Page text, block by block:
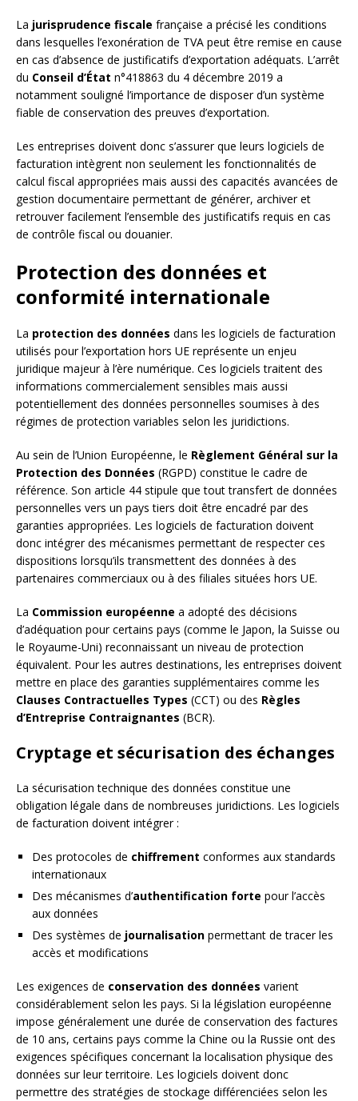
La jurisprudence fiscale française a précisé les conditions
dans lesquelles l’exonération de TVA peut être remise en cause
en cas d’absence de justificatifs d’exportation adéquats. L’arrêt
du Conseil d’État n°418863 du 4 décembre 2019 a
notamment souligné l’importance de disposer d’un système
fiable de conservation des preuves d’exportation.
Les entreprises doivent donc s’assurer que leurs logiciels de
facturation intègrent non seulement les fonctionnalités de
calcul fiscal appropriées mais aussi des capacités avancées de
gestion documentaire permettant de générer, archiver et
retrouver facilement l’ensemble des justificatifs requis en cas
de contrôle fiscal ou douanier.
Protection des données et
conformité internationale
La protection des données dans les logiciels de facturation
utilisés pour l’exportation hors UE représente un enjeu
juridique majeur à l’ère numérique. Ces logiciels traitent des
informations commercialement sensibles mais aussi
potentiellement des données personnelles soumises à des
régimes de protection variables selon les juridictions.
Au sein de l’Union Européenne, le Règlement Général sur la
Protection des Données (RGPD) constitue le cadre de
référence. Son article 44 stipule que tout transfert de données
personnelles vers un pays tiers doit être encadré par des
garanties appropriées. Les logiciels de facturation doivent
donc intégrer des mécanismes permettant de respecter ces
dispositions lorsqu’ils transmettent des données à des
partenaires commerciaux ou à des filiales situées hors UE.
La Commission européenne a adopté des décisions
d’adéquation pour certains pays (comme le Japon, la Suisse ou
le Royaume-Uni) reconnaissant un niveau de protection
équivalent. Pour les autres destinations, les entreprises doivent
mettre en place des garanties supplémentaires comme les
Clauses Contractuelles Types (CCT) ou des Règles
d’Entreprise Contraignantes (BCR).
Cryptage et sécurisation des échanges
La sécurisation technique des données constitue une
obligation légale dans de nombreuses juridictions. Les logiciels
de facturation doivent intégrer :
Des protocoles de chiffrement conformes aux standards
internationaux
Des mécanismes d’authentification forte pour l’accès
aux données
Des systèmes de journalisation permettant de tracer les
accès et modifications
Les exigences de conservation des données varient
considérablement selon les pays. Si la législation européenne
impose généralement une durée de conservation des factures
de 10 ans, certains pays comme la Chine ou la Russie ont des
exigences spécifiques concernant la localisation physique des
données sur leur territoire. Les logiciels doivent donc
permettre des stratégies de stockage différenciées selon les